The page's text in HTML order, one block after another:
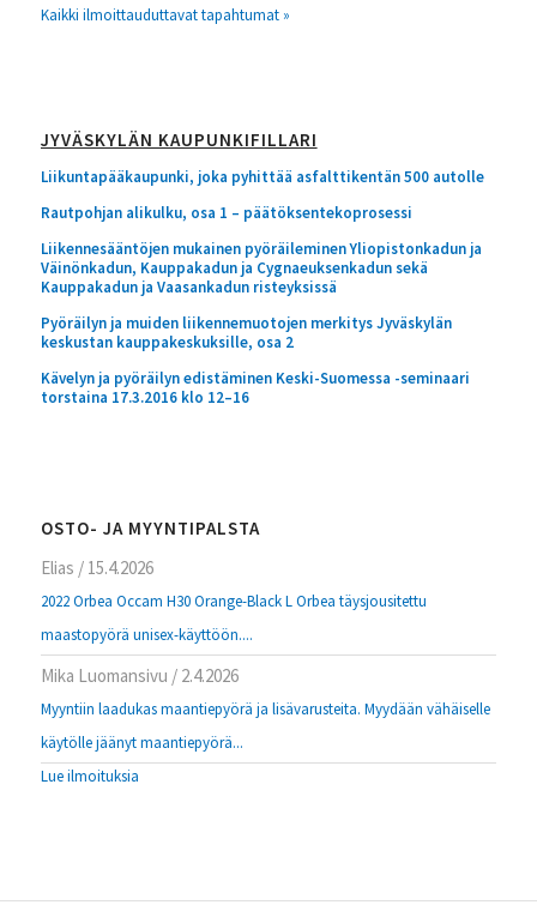
Kaikki ilmoittauduttavat tapahtumat »
JYVÄSKYLÄN KAUPUNKIFILLARI
Liikuntapääkaupunki, joka pyhittää asfalttikentän 500 autolle
Rautpohjan alikulku, osa 1 – päätöksentekoprosessi
Liikennesääntöjen mukainen pyöräileminen Yliopistonkadun ja
Väinönkadun, Kauppakadun ja Cygnaeuksenkadun sekä
Kauppakadun ja Vaasankadun risteyksissä
Pyöräilyn ja muiden liikennemuotojen merkitys Jyväskylän
keskustan kauppakeskuksille, osa 2
Kävelyn ja pyöräilyn edistäminen Keski-Suomessa -seminaari
torstaina 17.3.2016 klo 12–16
OSTO- JA MYYNTIPALSTA
Elias / 15.4.2026
2022 Orbea Occam H30 Orange-Black L Orbea täysjousitettu
maastopyörä unisex-käyttöön....
Mika Luomansivu / 2.4.2026
Myyntiin laadukas maantiepyörä ja lisävarusteita. Myydään vähäiselle
käytölle jäänyt maantiepyörä...
Lue ilmoituksia